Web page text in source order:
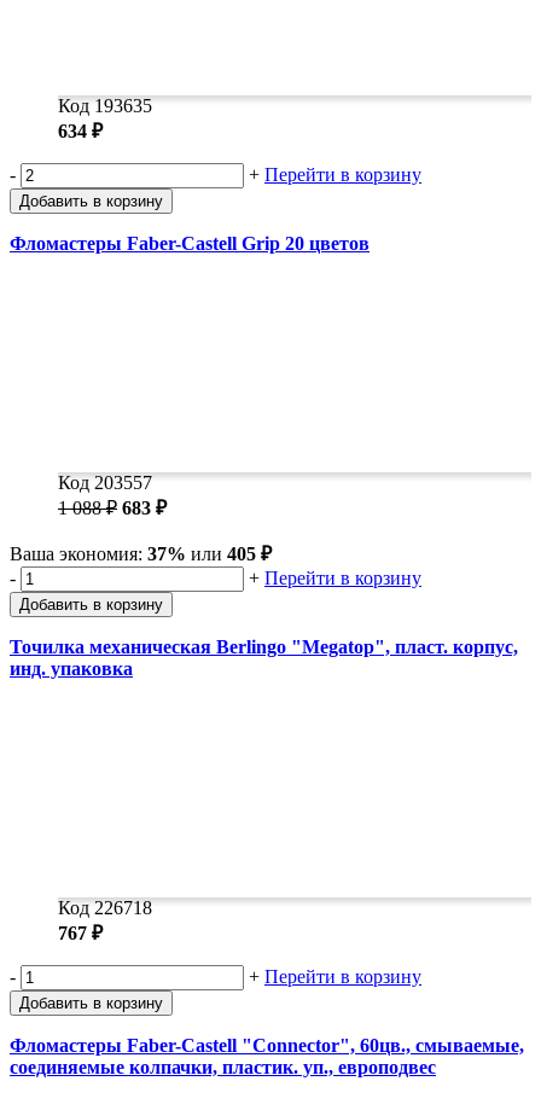
Код 193635
634 ₽
- + Перейти в корзину
Добавить в корзину
Фломастеры Faber-Castell Grip 20 цветов
Код 203557
1 088 ₽ 683 ₽
Ваша экономия: 37% или 405 ₽
-
+ Перейти в корзину
Добавить в корзину
Точилка механическая Berlingo "Megatop", пласт. корпус,
инд. упаковка
Код 226718
767 ₽
- + Перейти в корзину
Добавить в корзину
Фломастеры Faber-Castell "Connector", 60цв., смываемые,
соединяемые колпачки, пластик. уп., европодвес